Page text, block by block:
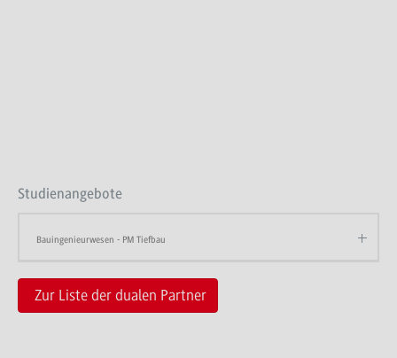
Studienangebote
Bauingenieurwesen - PM Tiefbau
Zur Liste der dualen Partner